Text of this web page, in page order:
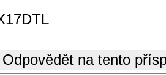
Odpovědět na tento